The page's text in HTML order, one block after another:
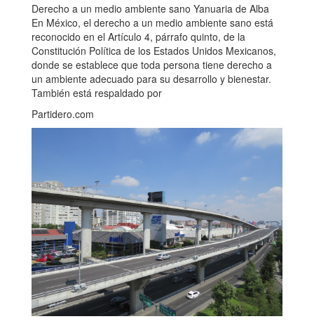
Derecho a un medio ambiente sano Yanuaria de Alba
En México, el derecho a un medio ambiente sano está
reconocido en el Artículo 4, párrafo quinto, de la
Constitución Política de los Estados Unidos Mexicanos,
donde se establece que toda persona tiene derecho a
un ambiente adecuado para su desarrollo y bienestar.
También está respaldado por
Partidero.com